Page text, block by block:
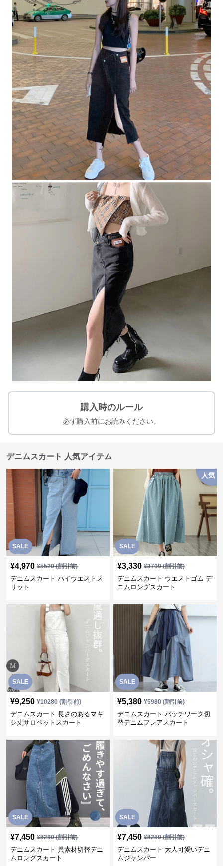
購入時のルール
必ず購入前にお読みください。
デニムスカート 人気アイテム
SALE
¥4,970 ¥5520(割引前)
デニムスカート ハイウエストス
リット
SALE
人気
¥3,330 ¥3700(割引前)
デニムスカート ウエストゴム デ
ニムロングスカート
SALE
¥9,250 ¥10280(割引前)
デニムスカート 長さのあるマキ
シ丈サロペットスカート
SALE
¥5,380 ¥5980(割引前)
デニムスカート パッチワーク切
替デニムフレアスカート
SALE
¥7,450 ¥8280(割引前)
デニムスカート 異素材切替デニ
ムロングスカート
SALE
¥7,450 ¥8280(割引前)
デニムスカート 大人可愛いデニ
ムジャンパー